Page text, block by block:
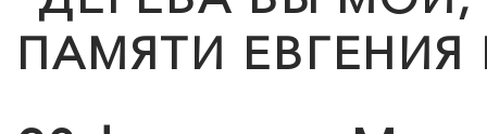
ПАМЯТИ ЕВГЕНИЯ